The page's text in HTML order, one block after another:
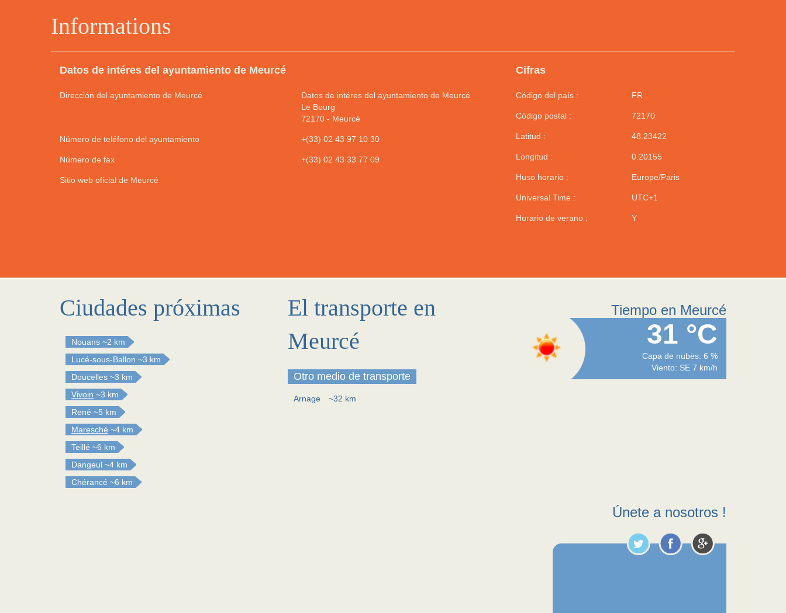
Informations
Datos de intéres del ayuntamiento de Meurcé
Dirección del ayuntamiento de Meurcé
Datos de intéres del ayuntamiento de Meurcé
Le Bourg
72170- Meurcé
Número de teléfono del ayuntamiento +(33) 02 43 97 10 30
Número de fax +(33) 02 43 33 77 09
Sitio web oficial de Meurcé
Cifras
Código del país : FR
Código postal : 72170
Latitud : 48.23422
Longitud : 0.20155
Huso horario : Europe/Paris
Universal Time : UTC+1
Horario de verano : Y
Ciudades próximas
Nouans ~2 km
Lucé-sous-Ballon ~3 km
Doucelles ~3 km
Vivoin ~3 km
René ~5 km
Maresché ~4 km
Teillé ~6 km
Dangeul ~4 km
Chérancé ~6 km
El transporte en
Meurcé
Otro medio de transporte
Arnage ~32 km
Tiempo en Meurcé
31 °C
Capa de nubes: 6 %
Viento: SE 7 km/h
Únete a nosotros !